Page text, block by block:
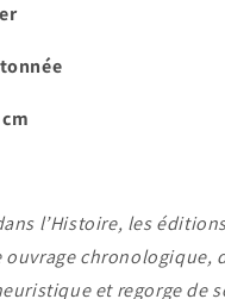
l’Histoire, les
ouvrage chronologique,
et regorge de